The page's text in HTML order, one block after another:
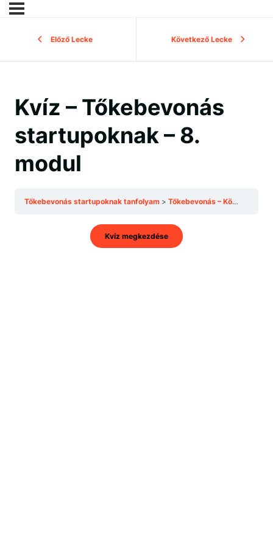
Előző Lecke Következő Lecke
Kvíz – Tőkebevonás
startupoknak – 8.
modul
Tőkebevonás startupoknak tanfolyam Tőkebevonás – Következő Kör, Exit – Kérdések